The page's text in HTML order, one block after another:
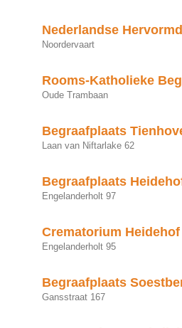
Nederlandse
Noordervaart
Rooms-Katholieke
Oude Trambaan
Begraafplaats
Laan van Niftarlake 62
Begraafplaats
Engelanderholt 97
Crematorium Heidehof
Engelanderholt 95
Begraafplaats
Gansstraat 167